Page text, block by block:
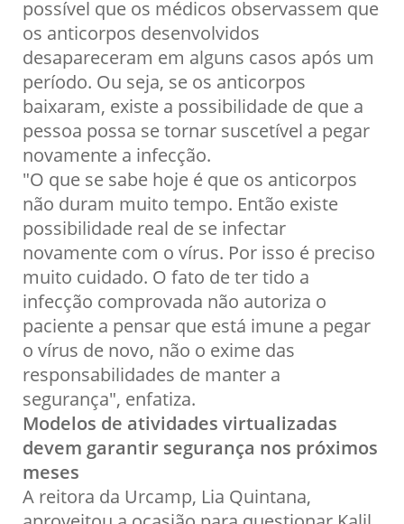
possível que os médicos observassem que
os anticorpos desenvolvidos
desapareceram em alguns casos após um
período. Ou seja, se os anticorpos
baixaram, existe a possibilidade de que a
pessoa possa se tornar suscetível a pegar
novamente a infecção.
"O que se sabe hoje é que os anticorpos
não duram muito tempo. Então existe
possibilidade real de se infectar
novamente com o vírus. Por isso é preciso
muito cuidado. O fato de ter tido a
infecção comprovada não autoriza o
paciente a pensar que está imune a pegar
o vírus de novo, não o exime das
responsabilidades de manter a
segurança", enfatiza.
Modelos de atividades virtualizadas
devem garantir segurança nos próximos
meses
A reitora da Urcamp, Lia Quintana,